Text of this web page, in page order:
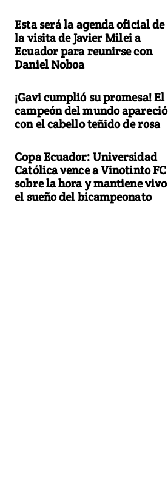
Esta será la agenda oficial de
la visita de Javier Milei a
Ecuador para reunirse con
Daniel Noboa
¡Gavi cumplió su promesa! El
campeón del mundo apareció
con el cabello teñido de rosa
Copa Ecuador: Universidad
Católica vence a Vinotinto FC
sobre la hora y mantiene vivo
el sueño del bicampeonato